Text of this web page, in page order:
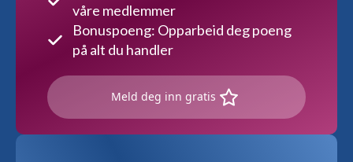
våre medlemmer
Bonuspoeng: Opparbeid deg poeng
på alt du handler
Meld deg inn gratis